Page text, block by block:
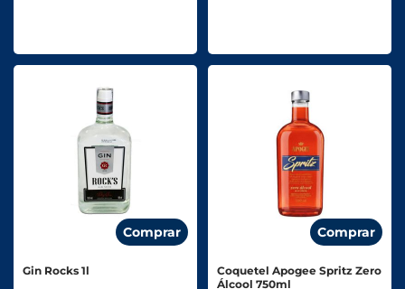
Comprar
Gin Rocks 1l
Comprar
Coquetel Apogee Spritz Zero
Álcool 750ml